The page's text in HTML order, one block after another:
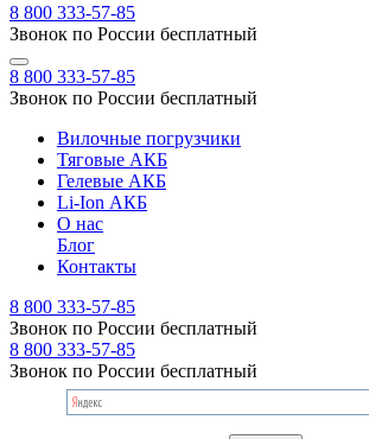
8 800 333-57-85
Звонок по России бесплатный
8 800 333-57-85
Звонок по России бесплатный
Вилочные погрузчики
Тяговые АКБ
Гелевые АКБ
Li-Ion АКБ
О нас
Блог
Контакты
8 800 333-57-85
Звонок по России бесплатный
8 800 333-57-85
Звонок по России бесплатный